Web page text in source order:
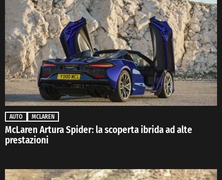
AUTO MCLAREN
McLaren Artura Spider: la scoperta ibrida ad alte
prestazioni